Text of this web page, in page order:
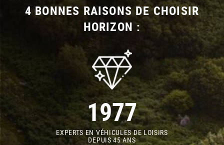
4 BONNES RAISONS DE CHOISIR
HORIZON :
1977
EXPERTS EN VÉHICULES DE LOISIRS
DEPUIS 45 ANS